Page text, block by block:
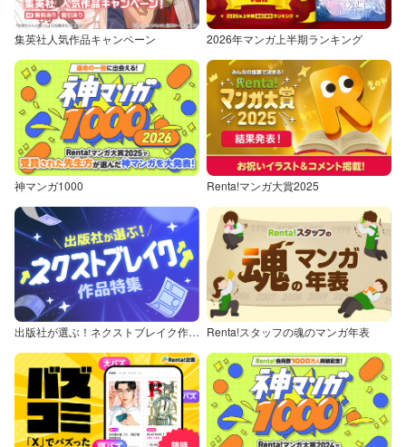
集英社人気作品キャンペーン 2026年マンガ上半期ランキング
神マンガ1000 Renta!マンガ大賞2025
出版社が選ぶ！ネクストブレイク作品特集 Renta!スタッフの魂のマンガ年表